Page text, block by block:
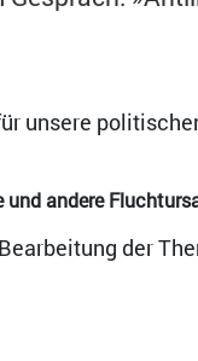
unsere
und andere
der